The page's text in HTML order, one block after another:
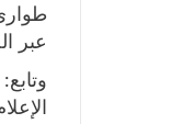
عبر